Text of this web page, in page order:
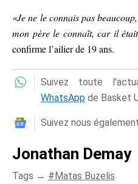
«Je ne le connais pas
mon père le connaît, car il
confirme l’ailier de 19 ans.
Suivez toute
WhatsApp de Basket
Suivez nous
Jonathan Demay
Tags → Matas Buzelis